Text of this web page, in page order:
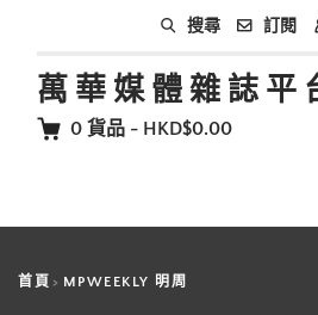
搜尋 訂閱
萬華媒體雜誌平
0 貨品 - HKD$0.00
首頁 MPWEEKLY 明周